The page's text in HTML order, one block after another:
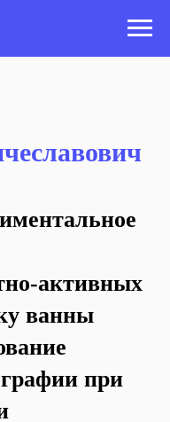
активных
ванны
при